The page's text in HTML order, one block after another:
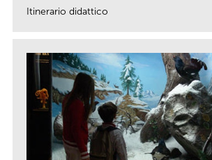
Itinerario didattico